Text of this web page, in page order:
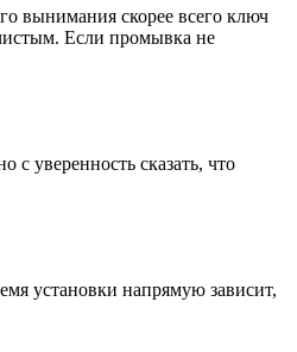
вынимания скорее всего ключ
Если промывка не
уверенность сказать, что
установки напрямую зависит,